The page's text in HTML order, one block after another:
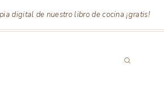
digital de nuestro libro de cocina ¡gratis!